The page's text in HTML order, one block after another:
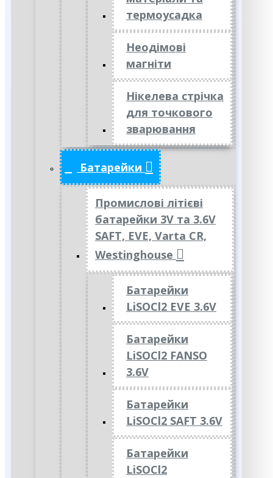
термоусадка
Неодімові
магніти
Нікелева стрічка
для точкового
зварювання
Батарейки
Промислові літієві
батарейки 3V та 3.6V
SAFT, EVE, Varta CR,
Westinghouse
Батарейки
LiSOCl2 EVE 3.6V
Батарейки
LiSOCl2 FANSO
3.6V
Батарейки
LiSOCl2 SAFT 3.6V
Батарейки
LiSOCl2